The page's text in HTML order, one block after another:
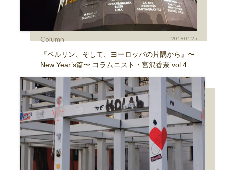
Column 2019.01.25
『ベルリン、そして、ヨーロッパの片隅から』〜
New Year’s篇〜 コラムニスト・宮沢香奈 vol.4